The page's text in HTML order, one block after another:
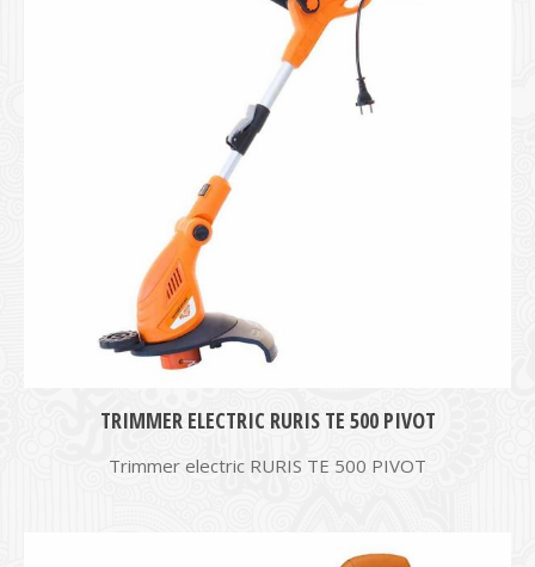
TRIMMER ELECTRIC RURIS TE 500 PIVOT
Trimmer electric RURIS TE 500 PIVOT